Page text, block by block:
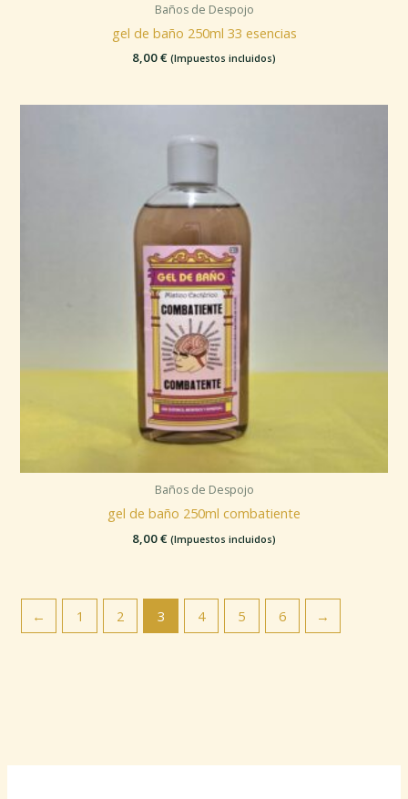
Baños de Despojo
gel de baño 250ml 33 esencias
8,00€ (Impuestos incluidos)
Baños de Despojo
gel de baño 250ml combatiente
8,00€ (Impuestos incluidos)
← 1 2 3 4 5 6 →